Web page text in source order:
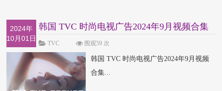
2024年
10月01日
韩国 TVC 时尚电视广告2024年9月视频合集
TVC 围观59 次
韩国 TVC 时尚电视广告2024年9月视频
合集...